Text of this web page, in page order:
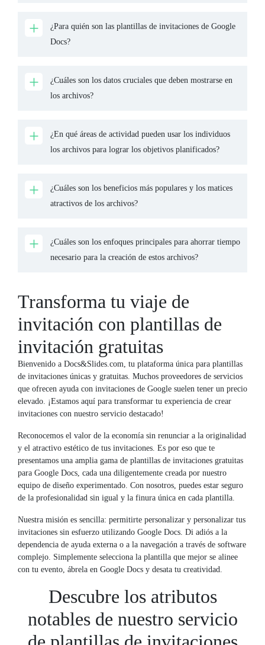
¿Para quién son las plantillas de invitaciones de Google
Docs?
¿Cuáles son los datos cruciales que deben mostrarse en
los archivos?
¿En qué áreas de actividad pueden usar los individuos
los archivos para lograr los objetivos planificados?
¿Cuáles son los beneficios más populares y los matices
atractivos de los archivos?
¿Cuáles son los enfoques principales para ahorrar tiempo
necesario para la creación de estos archivos?
Transforma tu viaje de
invitación con plantillas de
invitación gratuitas
Bienvenido a Docs&Slides.com, tu plataforma única para plantillas
de invitaciones únicas y gratuitas. Muchos proveedores de servicios
que ofrecen ayuda con invitaciones de Google suelen tener un precio
elevado. ¡Estamos aquí para transformar tu experiencia de crear
invitaciones con nuestro servicio destacado!
Reconocemos el valor de la economía sin renunciar a la originalidad
y el atractivo estético de tus invitaciones. Es por eso que te
presentamos una amplia gama de plantillas de invitaciones gratuitas
para Google Docs, cada una diligentemente creada por nuestro
equipo de diseño experimentado. Con nosotros, puedes estar seguro
de la profesionalidad sin igual y la finura única en cada plantilla.
Nuestra misión es sencilla: permitirte personalizar y personalizar tus
invitaciones sin esfuerzo utilizando Google Docs. Di adiós a la
dependencia de ayuda externa o a la navegación a través de software
complejo. Simplemente selecciona la plantilla que mejor se alinee
con tu evento, ábrela en Google Docs y desata tu creatividad.
Descubre los atributos
notables de nuestro servicio